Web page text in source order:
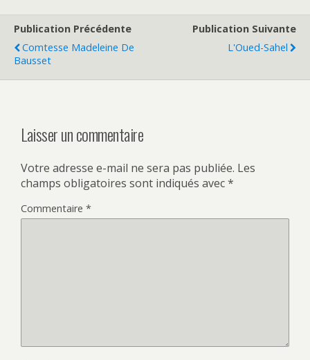
Publication Précédente
Comtesse Madeleine De
Bausset
Publication Suivante
L'Oued-Sahel
Laisser un commentaire
Votre adresse e-mail ne sera pas publiée. Les
champs obligatoires sont indiqués avec*
Commentaire *